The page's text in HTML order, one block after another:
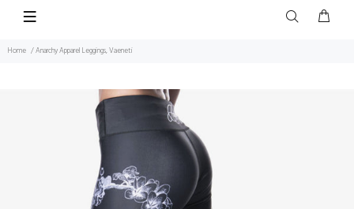
Home Anarchy Apparel Leggings, Vaeneti